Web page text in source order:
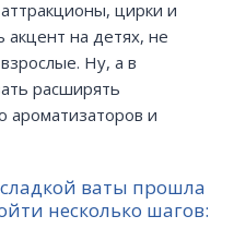
цирки и
акцент на детях, не
Ну, а в
расширять
ароматизаторов и
ваты прошла
несколько шагов: